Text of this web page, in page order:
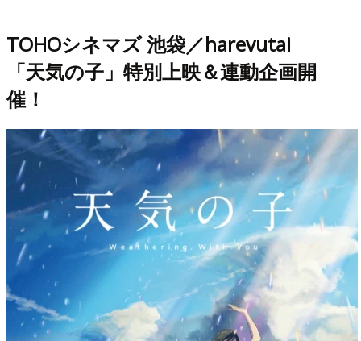
TOHOシネマズ 池袋／harevutai
「天気の子」特別上映＆連動企画開
催！